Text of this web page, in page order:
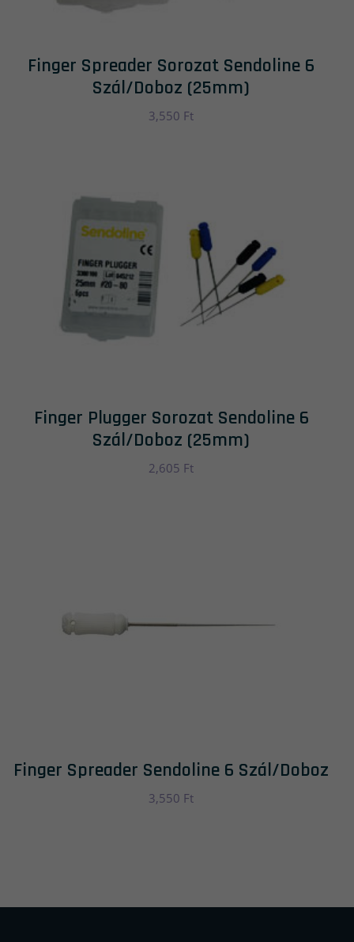
Finger Spreader Sorozat Sendoline 6
Szál/doboz (25mm)
3,550 Ft
Finger Plugger Sorozat Sendoline 6
Szál/doboz (25mm)
2,605 Ft
Finger Spreader Sendoline 6 Szál/doboz
3,550 Ft